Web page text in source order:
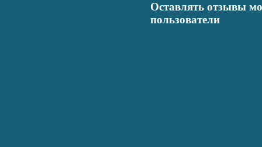
Оставлять отзывы
пользователи